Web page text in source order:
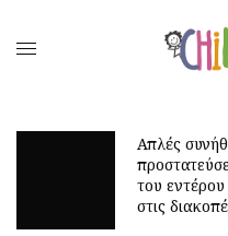
Απλές συνήθειες
προστατεύσετε
του εντέρου των
στις διακοπές